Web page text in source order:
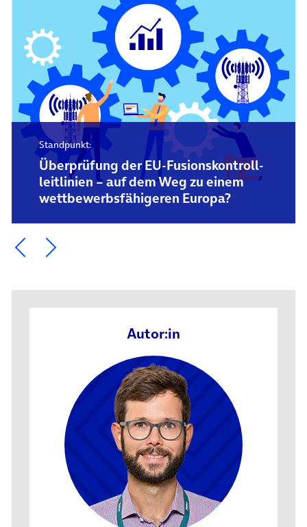
Standpunkt:
Überprüfung der EU-Fusions­kontroll­
leitlinien – auf dem Weg zu einem
wettbewerbs­fähigeren Europa?
Ein Element zurück blättern
Ein Element weiter blättern
Autor:in